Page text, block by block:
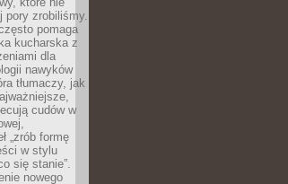
pory zrobiliśmy.
pomaga
kucharska z
dla
nawyków
tłumaczy, jak
cudów w
„zrób formę
w stylu
się stanie”.
nowego